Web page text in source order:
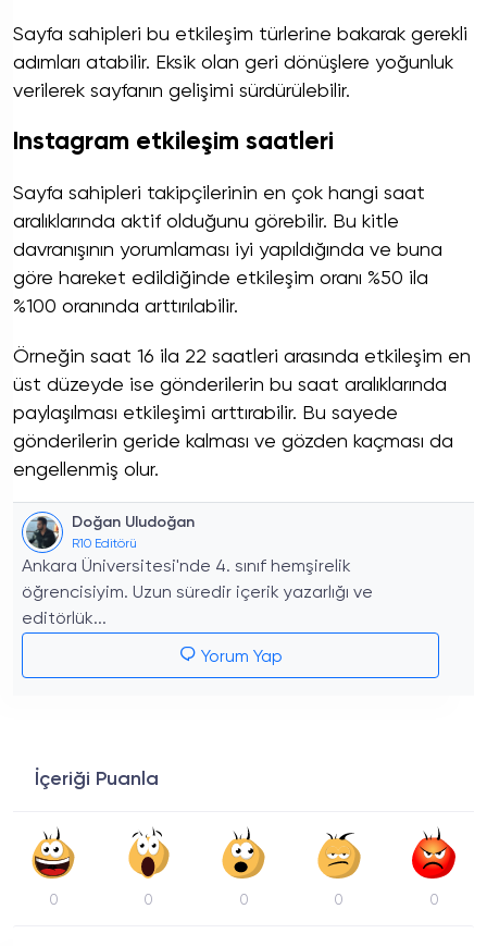
Sayfa sahipleri bu etkileşim türlerine bakarak gerekli
adımları atabilir. Eksik olan geri dönüşlere yoğunluk
verilerek sayfanın gelişimi sürdürülebilir.
Instagram etkileşim saatleri
Sayfa sahipleri takipçilerinin en çok hangi saat
aralıklarında aktif olduğunu görebilir. Bu kitle
davranışının yorumlaması iyi yapıldığında ve buna
göre hareket edildiğinde etkileşim oranı %50 ila
%100 oranında arttırılabilir.
Örneğin saat 16 ila 22 saatleri arasında etkileşim en
üst düzeyde ise gönderilerin bu saat aralıklarında
paylaşılması etkileşimi arttırabilir. Bu sayede
gönderilerin geride kalması ve gözden kaçması da
engellenmiş olur.
Doğan Uludoğan
R10 Editörü
Ankara Üniversitesi'nde 4. sınıf hemşirelik
öğrencisiyim. Uzun süredir içerik yazarlığı ve
editörlük...
Yorum Yap
İçeriği Puanla
0 0 0 0 0